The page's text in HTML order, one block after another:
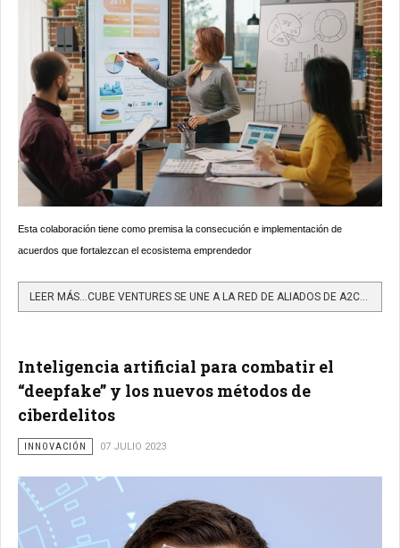
Esta colaboración tiene como premisa la consecución e implementación de
acuerdos que fortalezcan el ecosistema emprendedor
Inteligencia artificial para combatir el
“deepfake” y los nuevos métodos de
ciberdelitos
INNOVACIÓN 07 JULIO 2023